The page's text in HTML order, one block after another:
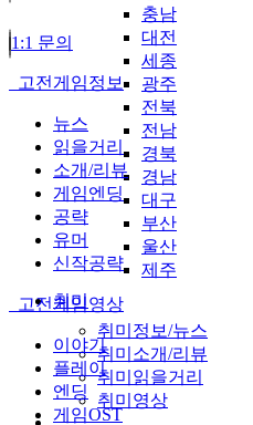
충남
대전
세종
광주
전북
전남
경북
경남
대구
부산
울산
제주
취미
취미정보/뉴스
취미소개/리뷰
취미읽을거리
취미영상
1:1 문의
고전게임정보
뉴스
읽을거리
소개/리뷰
게임엔딩
공략
유머
신작공략
고전게임영상
이야기
플레이
엔딩
게임OST